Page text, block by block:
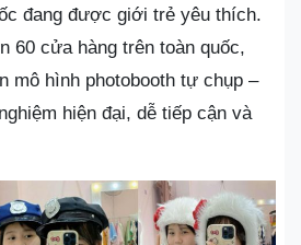
đang được giới trẻ yêu thích.
60 cửa hàng trên toàn quốc,
mô hình photobooth tự chụp –
hiện đại, dễ tiếp cận và